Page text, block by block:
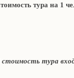
тура на 1
стоимость тура